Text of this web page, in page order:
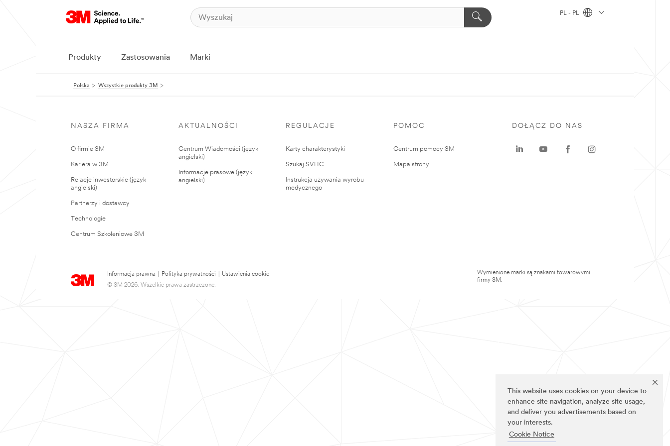
This website uses cookies on your device to
enhance site navigation, analyze site usage,
and deliver you advertisements based on
your interests.
Cookie Notice
PL - PL
Produkty Zastosowania Marki
Polska Wszystkie produkty 3M
NASZA FIRMA
O firmie 3M
Kariera w 3M
Relacje inwestorskie (język
angielski)
Partnerzy i dostawcy
Technologie
Centrum Szkoleniowe 3M
AKTUALNOŚCI
Centrum Wiadomości (język
angielski)
Informacje prasowe (język
angielski)
REGULACJE
Karty charakterystyki
Szukaj SVHC
Instrukcja używania wyrobu
medycznego
POMOC
Centrum pomocy 3M
Mapa strony
Informacja prawna Polityka prywatności
Ustawienia cookie
© 3M 2026. Wszelkie prawa zastrzeżone.
DOŁĄCZ DO NAS
Wymienione marki są znakami towarowymi
firmy 3M.